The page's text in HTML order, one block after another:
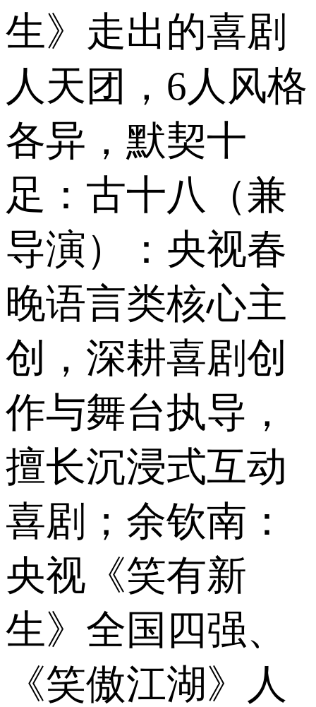
生》走出的喜剧
人天团，6人风格
各异，默契十
足：古十八（兼
导演）：央视春
晚语言类核心主
创，深耕喜剧创
作与舞台执导，
擅长沉浸式互动
喜剧；余钦南：
央视《笑有新
生》全国四强、
《笑傲江湖》人